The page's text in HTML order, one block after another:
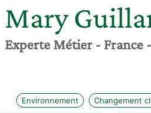
Mary
Experte Métier - France
Environnement Changement